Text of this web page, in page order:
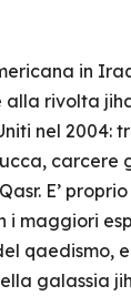
in
alla rivolta
nel 2004:
carcere
E’
i maggiori
qaedismo,
galassia